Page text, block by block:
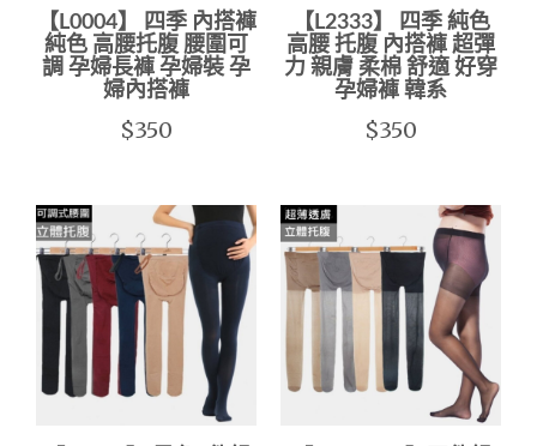
【L0004】 四季 內搭褲
純色 高腰托腹 腰圍可
調 孕婦長褲 孕婦裝 孕
婦內搭褲
$350
【L2333】 四季 純色
高腰 托腹 內搭褲 超彈
力 親膚 柔棉 舒適 好穿
孕婦褲 韓系
$350